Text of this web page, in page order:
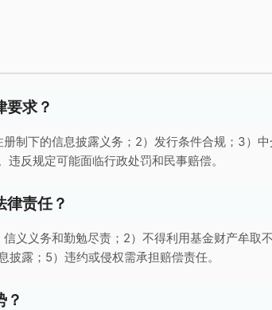
要求？
制下的信息披露义务；2）发行条件合规；3）
反规定可能面临行政处罚和民事赔偿。
律责任？
义义务和勤勉尽责；2）不得利用基金财产牟取
露；5）违约或侵权需承担赔偿责任。
？